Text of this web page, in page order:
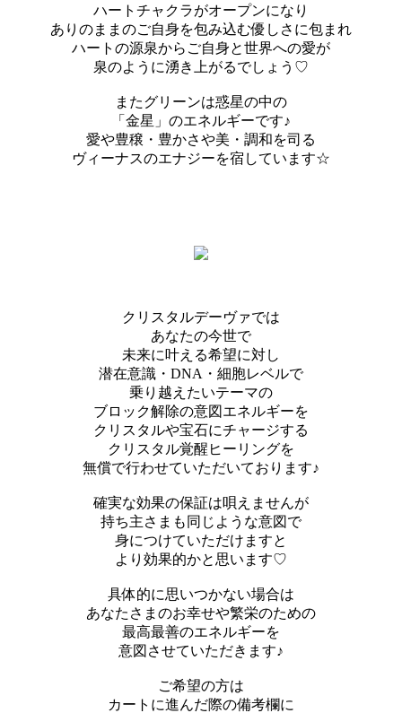
ハートチャクラがオープンになり
ありのままのご自身を包み込む優しさに包まれ
ハートの源泉からご自身と世界への愛が
泉のように湧き上がるでしょう♡
またグリーンは惑星の中の
「金星」のエネルギーです♪
愛や豊穣・豊かさや美・調和を司る
ヴィーナスのエナジーを宿しています☆
クリスタルデーヴァでは
あなたの今世で
未来に叶える希望に対し
潜在意識・DNA・細胞レベルで
乗り越えたいテーマの
ブロック解除の意図エネルギーを
クリスタルや宝石にチャージする
クリスタル覚醒ヒーリングを
無償で行わせていただいております♪
確実な効果の保証は唄えませんが
持ち主さまも同じような意図で
身につけていただけますと
より効果的かと思います♡
具体的に思いつかない場合は
あなたさまのお幸せや繁栄のための
最高最善のエネルギーを
意図させていただきます♪
ご希望の方は
カートに進んだ際の備考欄に